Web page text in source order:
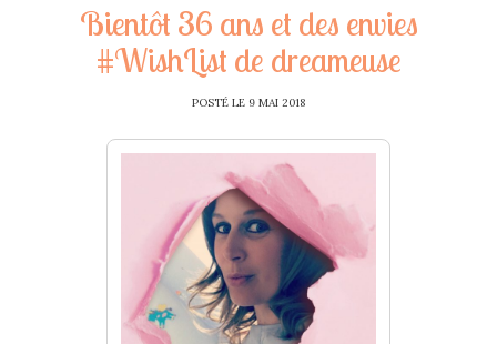
Bientôt 36 ans et des envies
#WishList de dreameuse
POSTÉ LE 9 MAI 2018